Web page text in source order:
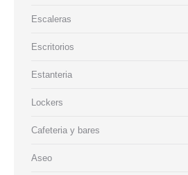
Escaleras
Escritorios
Estanteria
Lockers
Cafeteria y bares
Aseo